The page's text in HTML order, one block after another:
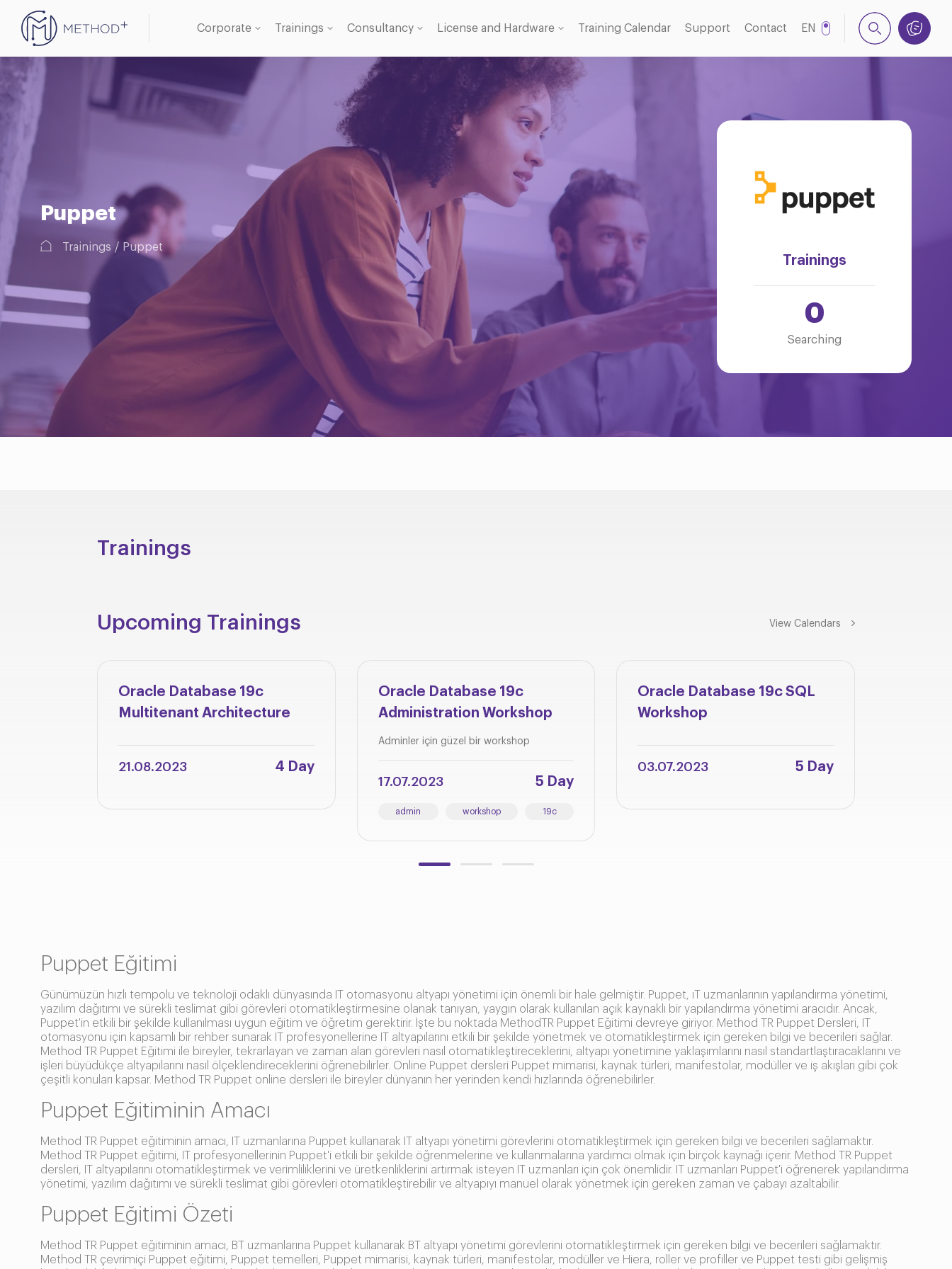
Corporate Trainings Consultancy License and Hardware
Oracle Licence
Training Calendar Support Contact
EN
Puppet
Trainings Puppet
Trainings
0
Searching
Trainings
Upcoming Trainings View Calendars
Oracle Database 19c
Multitenant Architecture
21.08.2023 4 Day
Oracle Database 19c
Administration Workshop
Adminler için güzel bir workshop
17.07.2023 5 Day
admin workshop 19c
Oracle Database 19c SQL
Workshop
03.07.2023 5 Day
Puppet Eğitimi
Günümüzün hızlı tempolu ve teknoloji odaklı dünyasında IT otomasyonu altyapı yönetimi için önemli bir hale gelmiştir. Puppet, ıT uzmanlarının yapılandırma yönetimi,
yazılım dağıtımı ve sürekli teslimat gibi görevleri otomatikleştirmesine olanak tanıyan, yaygın olarak kullanılan açık kaynaklı bir yapılandırma yönetimi aracıdır. Ancak,
Puppet'in etkili bir şekilde kullanılması uygun eğitim ve öğretim gerektirir. İşte bu noktada MethodTR Puppet Eğitimi devreye giriyor. Method TR Puppet Dersleri, IT
otomasyonu için kapsamlı bir rehber sunarak IT profesyonellerine IT altyapılarını etkili bir şekilde yönetmek ve otomatikleştirmek için gereken bilgi ve becerileri sağlar.
Method TR Puppet Eğitimi ile bireyler, tekrarlayan ve zaman alan görevleri nasıl otomatikleştireceklerini, altyapı yönetimine yaklaşımlarını nasıl standartlaştıracaklarını ve
işleri büyüdükçe altyapılarını nasıl ölçeklendireceklerini öğrenebilirler. Online Puppet dersleri Puppet mimarisi, kaynak türleri, manifestolar, modüller ve iş akışları gibi çok
çeşitli konuları kapsar. Method TR Puppet online dersleri ile bireyler dünyanın her yerinden kendi hızlarında öğrenebilirler.
Puppet Eğitiminin Amacı
Method TR Puppet eğitiminin amacı, IT uzmanlarına Puppet kullanarak IT altyapı yönetimi görevlerini otomatikleştirmek için gereken bilgi ve becerileri sağlamaktır.
Method TR Puppet eğitimi, IT profesyonellerinin Puppet'i etkili bir şekilde öğrenmelerine ve kullanmalarına yardımcı olmak için birçok kaynağı içerir. Method TR Puppet
dersleri, IT altyapılarını otomatikleştirmek ve verimliliklerini ve üretkenliklerini artırmak isteyen IT uzmanları için çok önemlidir. IT uzmanları Puppet'i öğrenerek yapılandırma
yönetimi, yazılım dağıtımı ve sürekli teslimat gibi görevleri otomatikleştirebilir ve altyapıyı manuel olarak yönetmek için gereken zaman ve çabayı azaltabilir.
Puppet Eğitimi Özeti
Method TR Puppet eğitiminin amacı, BT uzmanlarına Puppet kullanarak BT altyapı yönetimi görevlerini otomatikleştirmek için gereken bilgi ve becerileri sağlamaktır.
Method TR çevrimiçi Puppet eğitimi, Puppet temelleri, Puppet mimarisi, kaynak türleri, manifestolar, modüller ve Hiera, roller ve profiller ve Puppet testi gibi gelişmiş